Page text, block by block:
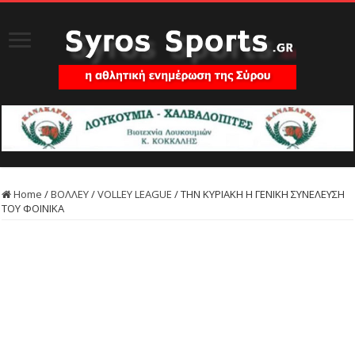
Home /ΒΟΛΛΕΥ/VOLLEY LEAGUE /ΤΗΝ ΚΥΡΙΑΚΗ Η ΓΕΝΙΚΗ ΣΥΝΕΛΕΥΣΗ
ΤΟΥ ΦΟΙΝΙΚΑ